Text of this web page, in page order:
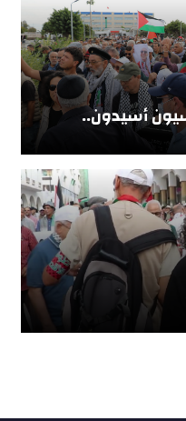
أسيدون..